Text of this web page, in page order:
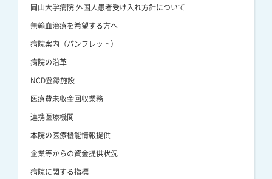
岡山大学病院 外国人患者受け入れ方針について
無輸血治療を希望する方へ
病院案内（パンフレット）
病院の沿革
NCD登録施設
医療費未収金回収業務
連携医療機関
本院の医療機能情報提供
企業等からの資金提供状況
病院に関する指標